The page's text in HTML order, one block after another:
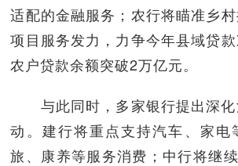
适配的金融服务；农行将瞄准乡
项目服务发力，力争今年县域贷款
农户贷款余额突破2万亿元。
与此同时，多家银行提出深化
动。建行将重点支持汽车、家电
旅、康养等服务消费；中行将继